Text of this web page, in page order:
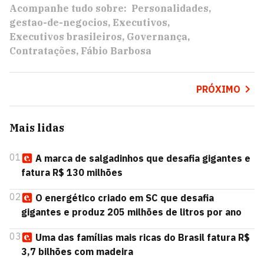
Acompanhe tudo sobre: Personalidades
gestao-de-negocios Executivos
Executivos brasileiros Governança
Contratações Fábio Barbosa
PRÓXIMO
Mais lidas
01
A marca de salgadinhos que desafia gigantes e
fatura R$ 130 milhões
02
O energético criado em SC que desafia
gigantes e produz 205 milhões de litros por ano
03
Uma das famílias mais ricas do Brasil fatura R$
3,7 bilhões com madeira